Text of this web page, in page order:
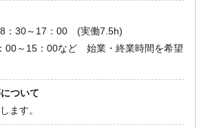
8：30～17：00 (実働7.5h)
00～15：00など 始業・終業時間を希望
ついて
ます。